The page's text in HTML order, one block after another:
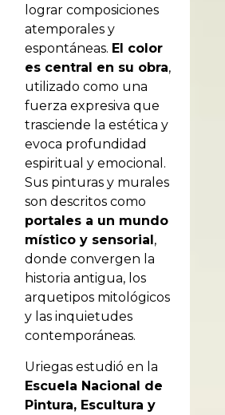
lograr composiciones
atemporales y
espontáneas. El color
es central en su obra,
utilizado como una
fuerza expresiva que
trasciende la estética y
evoca profundidad
espiritual y emocional.
Sus pinturas y murales
son descritos como
portales a un mundo
místico y sensorial ,
donde convergen la
historia antigua, los
arquetipos mitológicos
y las inquietudes
contemporáneas.
Uriegas estudió en la
Escuela Nacional de
Pintura, Escultura y